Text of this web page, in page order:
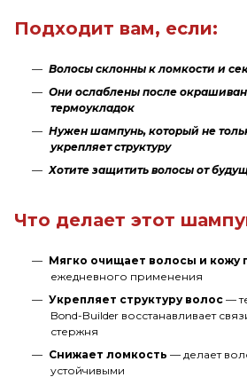
Подходит вам, если:
Волосы склонны к ломкости и
Они ослаблены после
термоукладок
Нужен шампунь, который не
укрепляет структуру
Хотите защитить волосы от
Что делает этот
Мягко очищает волосы и кожу
ежедневного применения
Укрепляет структуру волос —
Bond-Builder восстанавливает
стержня
Снижает ломкость — делает
устойчивыми